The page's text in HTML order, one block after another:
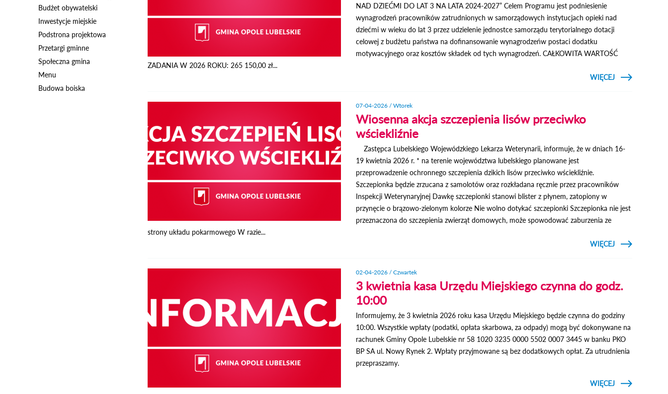
Budżet obywatelski
Inwestycje miejskie
Podstrona projektowa
Przetargi gminne
Społeczna gmina
Menu
Budowa boiska
NAD DZIEĆMI DO LAT 3 NA LATA 2024-2027” Celem Programu jest podniesienie
wynagrodzeń pracowników zatrudnionych w samorządowych instytucjach opieki nad
dziećmi w wieku do lat 3 przez udzielenie jednostce samorządu terytorialnego dotacji
celowej z budżetu państwa na dofinansowanie wynagrodzeńw postaci dodatku
motywacyjnego oraz kosztów składek od tych wynagrodzeń. CAŁKOWITA WARTOŚĆ
ZADANIA W 2026 ROKU: 265 150,00 zł...
CZYTAJ
WIĘCEJ
O
07-04-2026 / Wtorek
Wiosenna akcja szczepienia lisów przeciwko
wściekliźnie
Zastępca Lubelskiego Wojewódzkiego Lekarza Weterynarii, informuje, że w dniach 16-
19 kwietnia 2026 r. * na terenie województwa lubelskiego planowane jest
przeprowadzenie ochronnego szczepienia dzikich lisów przeciwko wściekliźnie.
Szczepionka będzie zrzucana z samolotów oraz rozkładana ręcznie przez pracowników
Inspekcji Weterynaryjnej Dawkę szczepionki stanowi blister z płynem, zatopiony w
przynęcie o brązowo-zielonym kolorze Nie wolno dotykać szczepionki Szczepionka nie jest
przeznaczona do szczepienia zwierząt domowych, może spowodować zaburzenia ze
strony układu pokarmowego W razie...
CZYTAJ
WIĘCEJ
O WIOSENNA
WŚCIEKLIŹNIE
02-04-2026 / Czwartek
3 kwietnia kasa Urzędu Miejskiego czynna do godz.
10:00
Informujemy, że 3 kwietnia 2026 roku kasa Urzędu Miejskiego będzie czynna do godziny
10:00. Wszystkie wpłaty (podatki, opłata skarbowa, za odpady) mogą być dokonywane na
rachunek Gminy Opole Lubelskie nr 58 1020 3235 0000 5502 0007 3445 w banku PKO
BP SA ul. Nowy Rynek 2. Wpłaty przyjmowane są bez dodatkowych opłat. Za utrudnienia
przepraszamy.
CZYTAJ
WIĘCEJ